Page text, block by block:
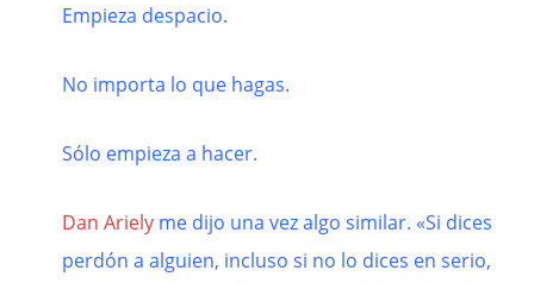
Empieza despacio.
No importa lo que hagas.
Sólo empieza a hacer.
Dan Ariely me dijo una vez algo similar. «Si dices
perdón a alguien, incluso si no lo dices en serio,